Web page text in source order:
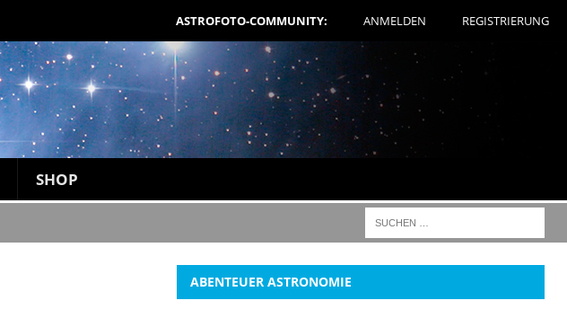
ASTROFOTO-COMMUNITY: ANMELDEN REGISTRIERUNG
SHOP
ABENTEUER ASTRONOMIE